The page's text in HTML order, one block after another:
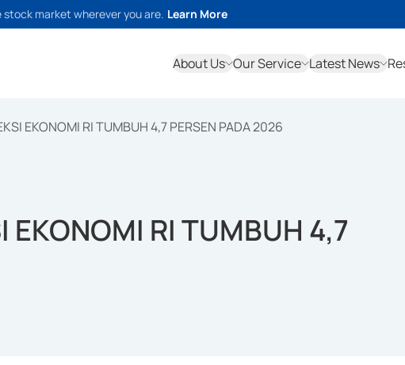
market wherever you are. Learn More
About Us Our Service Latest News
EKONOMI RI TUMBUH 4,7 PERSEN PADA 2026
EKONOMI RI TUMBUH 4,7